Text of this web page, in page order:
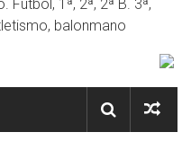
1ª, 2ª, 2ª B. 3ª,
balonmano